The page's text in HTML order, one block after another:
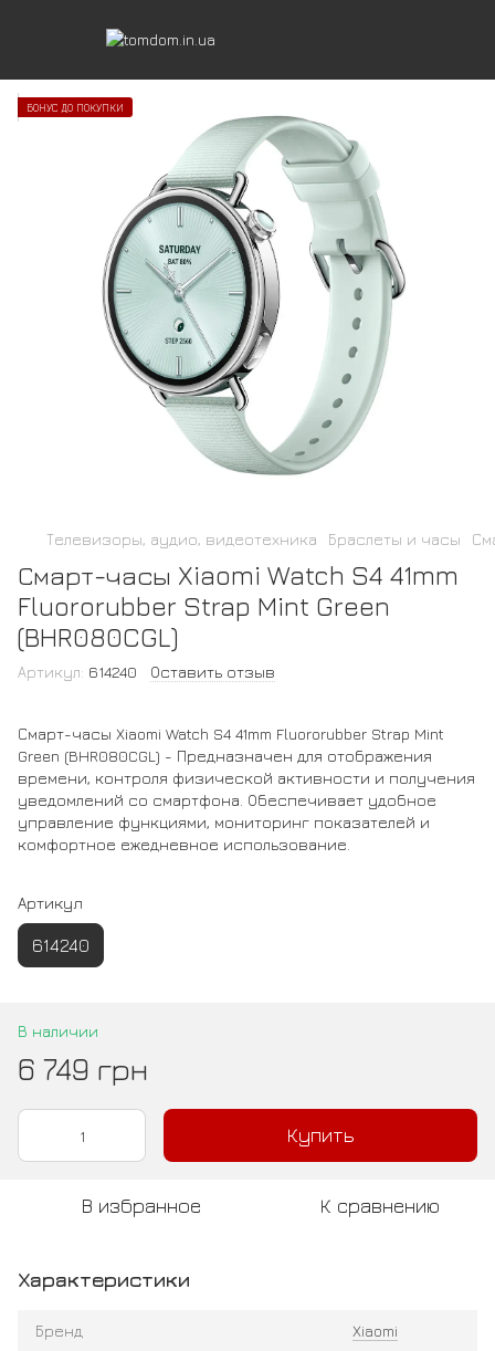
БОНУС ДО ПОКУПКИ
Телевизоры, аудио, видеотехника Браслеты и часы
Смарт-часы Xiaomi Watch S4 41mm
Fluororubber Strap Mint Green
(BHR080CGL)
Артикул: 614240 Оставить отзыв
Смарт-часы Xiaomi Watch S4 41mm Fluororubber Strap Mint
Green (BHR080CGL) - Предназначен для отображения
времени, контроля физической активности и получения
уведомлений со смартфона. Обеспечивает удобное
управление функциями, мониторинг показателей и
комфортное ежедневное использование.
Артикул
614240
В наличии
6 749 грн
Купить
В избранное К сравнению
Характеристики
Бренд Xiaomi